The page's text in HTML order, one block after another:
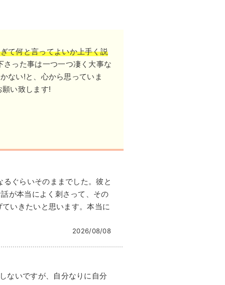
て何と言ってよいか上手く説
さった事は一つ一つ凄く大事な
ない!と、心から思っていま
い致します!
ぐらいそのままでした。彼と
が本当によく刺さって、その
いきたいと思います。本当に
2026/08/08
ないですが、自分なりに自分